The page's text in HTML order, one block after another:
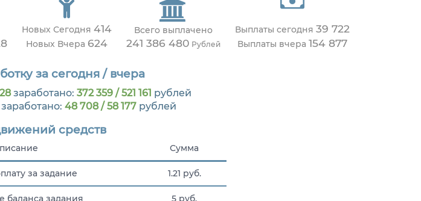
Новых Сегодня 414
Новых Вчера 624
Всего выплачено
241 386 480 Рублей
Выплаты сегодня 39 722
Выплаты вчера 154 877
за сегодня / вчера
заработано: 372 359 / 521 161 рублей
48 708 / 58 177рублей
средств
Сумма
за задание 1.21 руб.